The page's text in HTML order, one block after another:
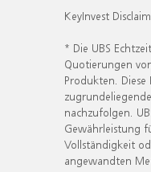
KeyInvest
* Die UBS
Quotierungen
Produkten.
nachzufolgen.
Gewährleistung
Vollständigkeit
angewandten